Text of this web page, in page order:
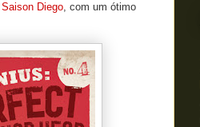
Saison Diego, com um ótimo